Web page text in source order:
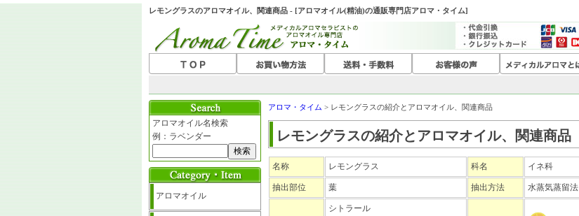
レモングラスのアロマオイル、関連商品 - [アロマオイル(精油)の通販専門店アロマ・タイム]
アロマオイル名検索
例：ラベンダー
アロマオイル
アロマ・タイム > レモングラスの紹介とアロマオイル、関連商品
レモングラスの紹介とアロマオイル、関連商品
名称 レモングラス 科名 イネ科
抽出部位 葉 抽出方法 水蒸気蒸留法
シトラール